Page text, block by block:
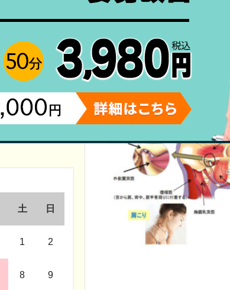
原因により障害を受けて
軽い脱臼に当たります。
土 日
1 2
8 9